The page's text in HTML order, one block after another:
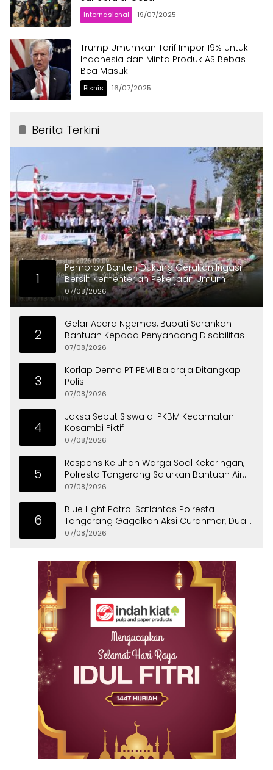
Internasional 19/07/2025
Trump Umumkan Tarif Impor 19% untuk
Indonesia dan Minta Produk AS Bebas
Bea Masuk
Bisnis 16/07/2025
Berita Terkini
1
Pemprov Banten Dukung Gerakan Irigasi
Bersih Kementerian Pekerjaan Umum
07/08/2026
2
Gelar Acara Ngemas, Bupati Serahkan
Bantuan Kepada Penyandang Disabilitas
07/08/2026
3
Korlap Demo PT PEMI Balaraja Ditangkap
Polisi
07/08/2026
4
Jaksa Sebut Siswa di PKBM Kecamatan
Kosambi Fiktif
07/08/2026
5
Respons Keluhan Warga Soal Kekeringan,
Polresta Tangerang Salurkan Bantuan Air
Bersih ke Panongan
07/08/2026
6
Blue Light Patrol Satlantas Polresta
Tangerang Gagalkan Aksi Curanmor, Dua
Pria Diamankan
07/08/2026